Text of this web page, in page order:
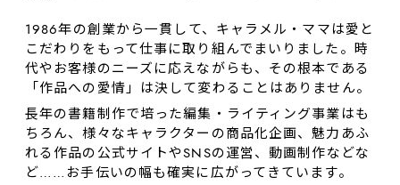
1986年の創業から一貫して、キャラメル・ママは愛と
こだわりをもって仕事に取り組んでまいりました。時
代やお客様のニーズに応えながらも、その根本である
「作品への愛情」は決して変わることはありません。
長年の書籍制作で培った編集・ライティング事業はも
ちろん、様々なキャラクターの商品化企画、魅力あふ
れる作品の公式サイトやSNSの運営、動画制作などな
ど……お⼿伝いの幅も確実に広がってきています。